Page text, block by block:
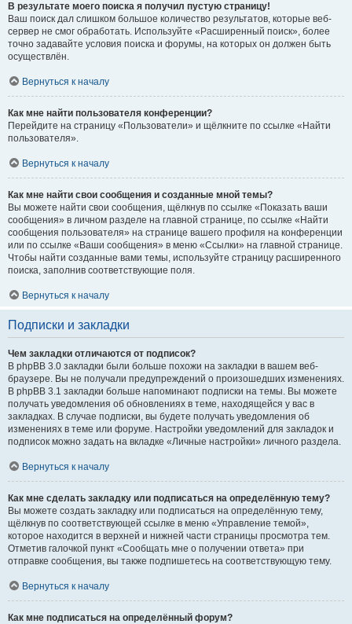
В результате моего поиска я получил пустую страницу!
Ваш поиск дал слишком большое количество результатов, которые веб-
сервер не смог обработать. Используйте «Расширенный поиск», более
точно задавайте условия поиска и форумы, на которых он должен быть
осуществлён.
Вернуться к началу
Как мне найти пользователя конференции?
Перейдите на страницу «Пользователи» и щёлкните по ссылке «Найти
пользователя».
Вернуться к началу
Как мне найти свои сообщения и созданные мной темы?
Вы можете найти свои сообщения, щёлкнув по ссылке «Показать ваши
сообщения» в личном разделе на главной странице, по ссылке «Найти
сообщения пользователя» на странице вашего профиля на конференции
или по ссылке «Ваши сообщения» в меню «Ссылки» на главной странице.
Чтобы найти созданные вами темы, используйте страницу расширенного
поиска, заполнив соответствующие поля.
Вернуться к началу
Подписки и закладки
Чем закладки отличаются от подписок?
В phpBB 3.0 закладки были больше похожи на закладки в вашем веб-
браузере. Вы не получали предупреждений о произошедших изменениях.
В phpBB 3.1 закладки больше напоминают подписки на темы. Вы можете
получать уведомления об обновлениях в теме, находящейся у вас в
закладках. В случае подписки, вы будете получать уведомления об
изменениях в теме или форуме. Настройки уведомлений для закладок и
подписок можно задать на вкладке «Личные настройки» личного раздела.
Вернуться к началу
Как мне сделать закладку или подписаться на определённую тему?
Вы можете создать закладку или подписаться на определённую тему,
щёлкнув по соответствующей ссылке в меню «Управление темой»,
которое находится в верхней и нижней части страницы просмотра тем.
Отметив галочкой пункт «Сообщать мне о получении ответа» при
отправке сообщения, вы также подпишетесь на соответствующую тему.
Вернуться к началу
Как мне подписаться на определённый форум?